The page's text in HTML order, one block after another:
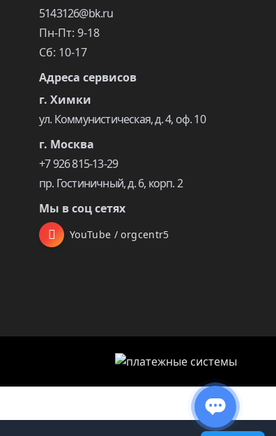
5143126@bk.ru
Пн-Пт: 9-18
Сб: 10-17
Адреса сервисов
г. Химки
ул. Коммунистическая, д. 4, оф. 10
г. Москва
+7 926 815-13-29
пр. Гостиничный, д. 6, корп. 2
Мы в соц сетях
YouTube / orgcentr5